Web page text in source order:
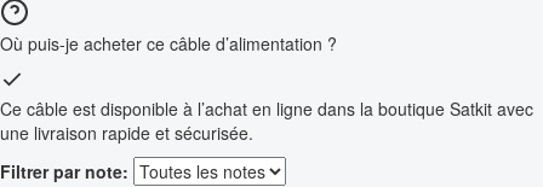
Où puis-je acheter ce câble d’alimentation ?
Ce câble est disponible à l’achat en ligne dans la boutique Satkit avec
une livraison rapide et sécurisée.
Filtrer par note: